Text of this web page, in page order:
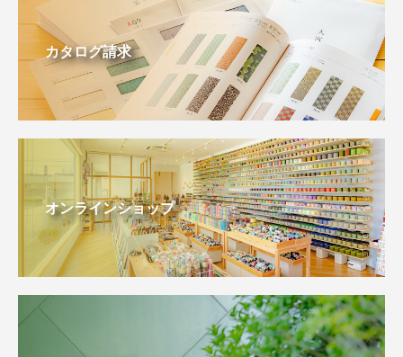
カタログ請求
オンラインショップ